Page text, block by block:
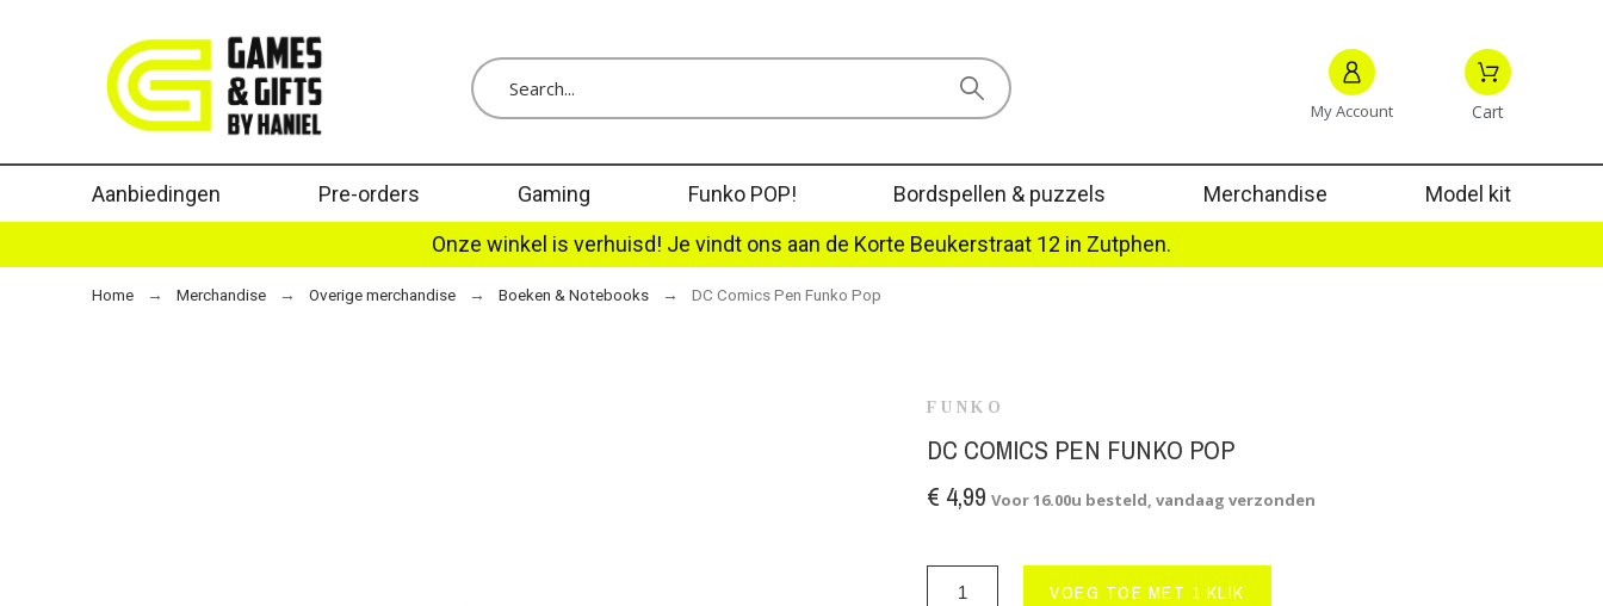
My Account Cart
Aanbiedingen Pre-orders Gaming Funko POP! Bordspellen & puzzels Merchandise
Model kit
Onze winkel is verhuisd! Je vindt ons aan de Korte Beukerstraat 12 in Zutphen.
Home Merchandise Overige merchandise Boeken & Notebooks DC Comics Pen Funko Pop
FUNKO
DC COMICS PEN FUNKO POP
€ 4,99 Voor 16.00u besteld, vandaag verzonden
VOEG TOE MET 1 KLIK